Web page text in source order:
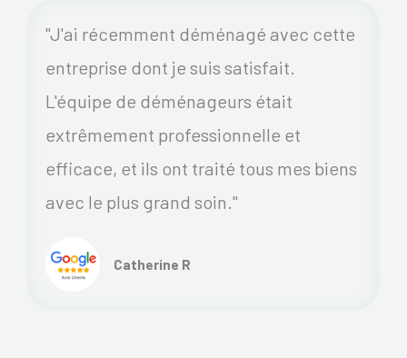
"J'ai récemment déménagé avec cette
entreprise dont je suis satisfait.
L'équipe de déménageurs était
extrêmement professionnelle et
efficace, et ils ont traité tous mes biens
avec le plus grand soin."
Catherine R